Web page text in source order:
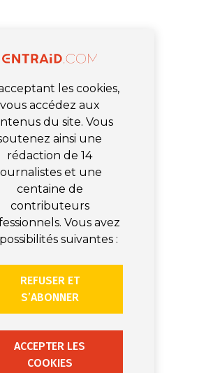
les cookies,
vous accédez aux
du site. Vous
ainsi une
rédaction de 14
et une
centaine de
contributeurs
Vous avez
possibilités suivantes :
REFUSER ET
S’ABONNER
ACCEPTER LES
COOKIES